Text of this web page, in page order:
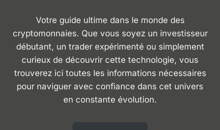
Votre guide ultime dans le monde des
cryptomonnaies. Que vous soyez un investisseur
débutant, un trader expérimenté ou simplement
curieux de découvrir cette technologie, vous
trouverez ici toutes les informations nécessaires
pour naviguer avec confiance dans cet univers
en constante évolution.